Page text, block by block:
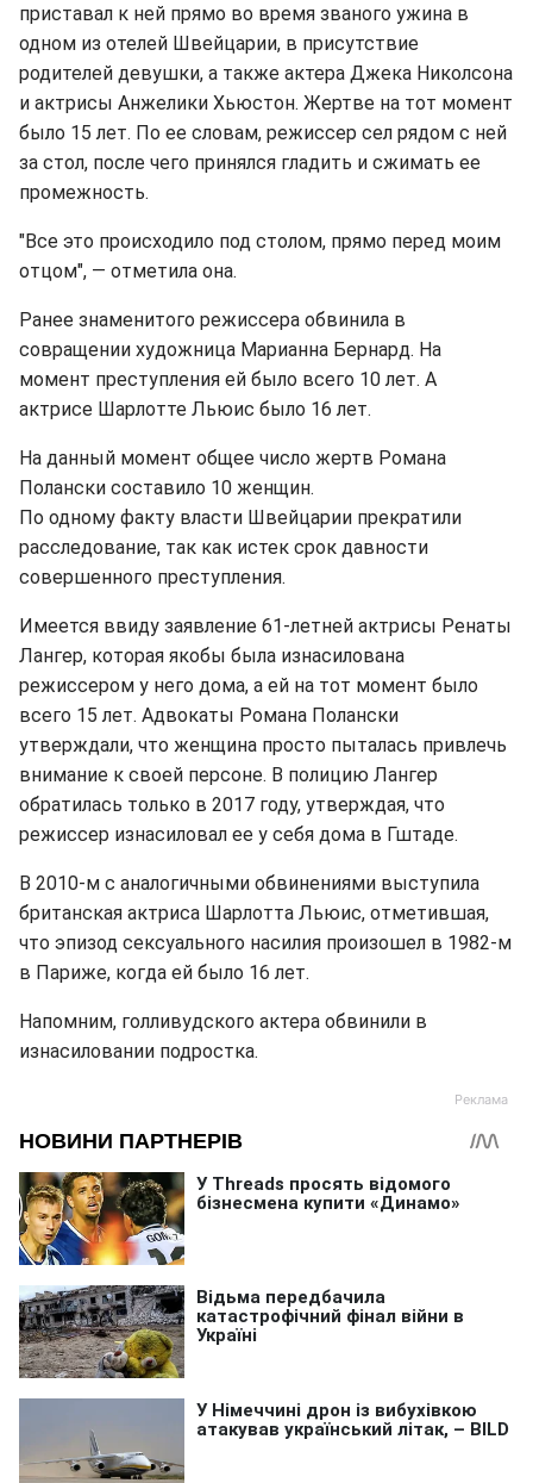
приставал к ней прямо во время званого ужина в
одном из отелей Швейцарии, в присутствие
родителей девушки, а также актера Джека Николсона
и актрисы Анжелики Хьюстон. Жертве на тот момент
было 15 лет. По ее словам, режиссер сел рядом с ней
за стол, после чего принялся гладить и сжимать ее
промежность.
"Все это происходило под столом, прямо перед моим
отцом", — отметила она.
Ранее знаменитого режиссера обвинила в
совращении художница Марианна Бернард. На
момент преступления ей было всего 10 лет. А
актрисе Шарлотте Льюис было 16 лет.
На данный момент общее число жертв Романа
Полански составило 10 женщин.
По одному факту власти Швейцарии прекратили
расследование, так как истек срок давности
совершенного преступления.
Имеется ввиду заявление 61-летней актрисы Ренаты
Лангер, которая якобы была изнасилована
режиссером у него дома, а ей на тот момент было
всего 15 лет. Адвокаты Романа Полански
утверждали, что женщина просто пыталась привлечь
внимание к своей персоне. В полицию Лангер
обратилась только в 2017 году, утверждая, что
режиссер изнасиловал ее у себя дома в Гштаде.
В 2010-м с аналогичными обвинениями выступила
британская актриса Шарлотта Льюис, отметившая,
что эпизод сексуального насилия произошел в 1982-м
в Париже, когда ей было 16 лет.
Напомним, голливудского актера обвинили в
изнасиловании подростка.